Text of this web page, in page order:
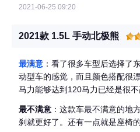
2021-06-25 09:20
2021款 1.5L 手动北极熊
最满意 ：看了很多车型后选择了
动型车的感觉，而且颜色搭配很
马力能够达到120马力已经是很
南汽车，轿车SUV都有，听这些
车比较放心一些。
最不满意 ：这款车最不满意的地
刹就更好了。还有一点就是座椅